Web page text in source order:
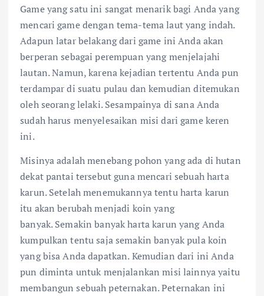
Game yang satu ini sangat menarik bagi Anda yang
mencari game dengan tema-tema laut yang indah.
Adapun latar belakang dari game ini Anda akan
berperan sebagai perempuan yang menjelajahi
lautan.Namun, karena kejadian tertentu Anda pun
terdampar di suatu pulau dan kemudian ditemukan
oleh seorang lelaki. Sesampainya di sana Anda
sudah harus menyelesaikan misi dari game keren
ini.
Misinya adalah menebang pohon yang ada di hutan
dekat pantai tersebut guna mencari sebuah harta
karun. Setelah menemukannya tentu harta karun
itu akan berubah menjadi koin yang
banyak. Semakin banyak harta karun yang Anda
kumpulkan tentu saja semakin banyak pula koin
yang bisa Anda dapatkan. Kemudian dari ini Anda
pun diminta untuk menjalankan misi lainnya yaitu
membangun sebuah peternakan. Peternakan ini